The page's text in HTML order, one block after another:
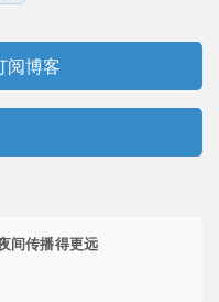
阅博客
间传播得更远